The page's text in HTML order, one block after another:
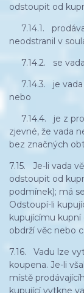
odstoupit od
7.14.1.
neodstranil v
7.14.2. se
7.14.3. je vada
nebo
7.14.4. je z
zjevné, že vada
bez značných
7.15. Je-li vada
odstoupit od
podmínek); má
Odstoupí-li
kupujícímu
obdrží věc nebo
7.16. Vadu lze
koupena. Je-li
místě
kupující vytkne